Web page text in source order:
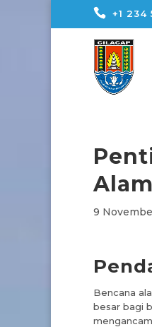
+1 234
9
Bencana
besar bagi